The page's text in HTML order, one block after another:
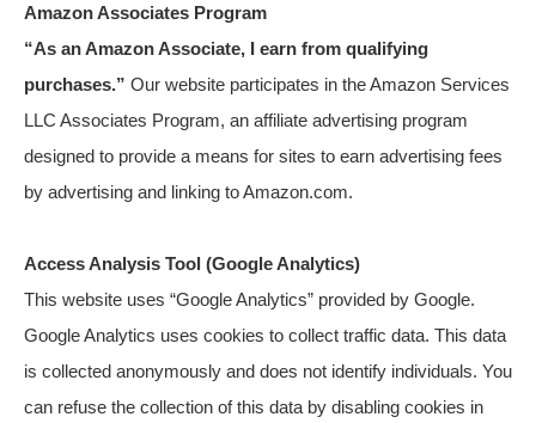
Amazon Associates Program
“As an Amazon Associate, I earn from qualifying
purchases.” Our website participates in the Amazon Services
LLC Associates Program, an affiliate advertising program
designed to provide a means for sites to earn advertising fees
by advertising and linking to Amazon.com.
Access Analysis Tool (Google Analytics)
This website uses “Google Analytics” provided by Google.
Google Analytics uses cookies to collect traffic data. This data
is collected anonymously and does not identify individuals. You
can refuse the collection of this data by disabling cookies in